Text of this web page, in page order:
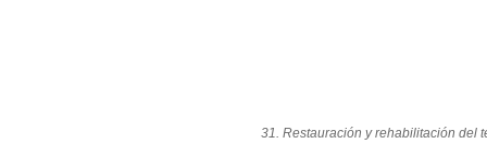
31. Restauración y rehabilitación del